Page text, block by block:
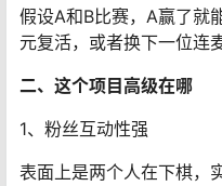
假设A和B比赛，A赢了就
元复活，或者换下一位连
二、这个项目高级在哪
1、粉丝互动性强
表面上是两个人在下棋，